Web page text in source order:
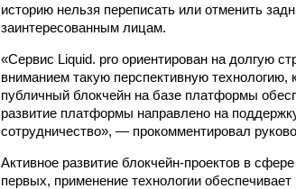
историю нельзя переписать или отменить
заинтересованным лицам.
«Сервис Liquid. pro ориентирован на долгую
вниманием такую перспективную
публичный блокчейн на базе платформы
развитие платформы направлено на
сотрудничество», — прокомментировал
Активное развитие блокчейн-проектов в
первых, применение технологии